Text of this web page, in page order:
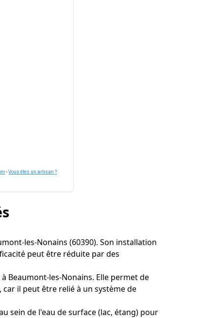
-Vous êtes un artisan ?
les-Nonains (60390). Son installation
peut être réduite par des
Beaumont-les-Nonains. Elle permet de
il peut être relié à un système de
sein de l'eau de surface (lac, étang) pour